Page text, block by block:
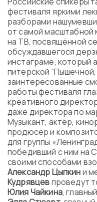
фестиваля яркими
разборами
от самой масштабной
на ТВ, посвящённой
обсуждавшегося
инстаграме, который
питерской “Пышечной,
заинтересованные
работы фестиваля
креативного
даже директора по
Музыкант, актёр,
продюсер и
для группы
победивший с ним на
своими способами
Александр Цыпкини
Кудрявцевпроведут
Юлия Чайкина,